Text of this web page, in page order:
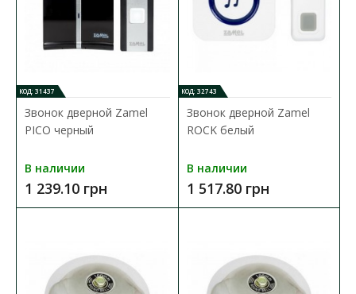
1 743.70 грн
В сравнения
В закладки
КОД: 31437
Звонок дверной Zamel
PICO черный
В наличии
1 239.10 грн
КОД: 32743
Звонок дверной Zamel
ROCK белый
В наличии
1 517.80 грн